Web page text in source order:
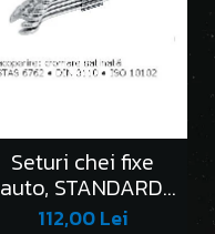
Seturi chei fixe
auto, STANDARD,
în clemă/8 bucati
112,00 Lei